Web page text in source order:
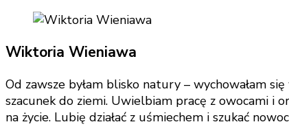
Wiktoria Wieniawa
Od zawsze byłam blisko natury – wychowałam
szacunek do ziemi. Uwielbiam pracę z owocami i
na życie. Lubię działać z uśmiechem i szukać